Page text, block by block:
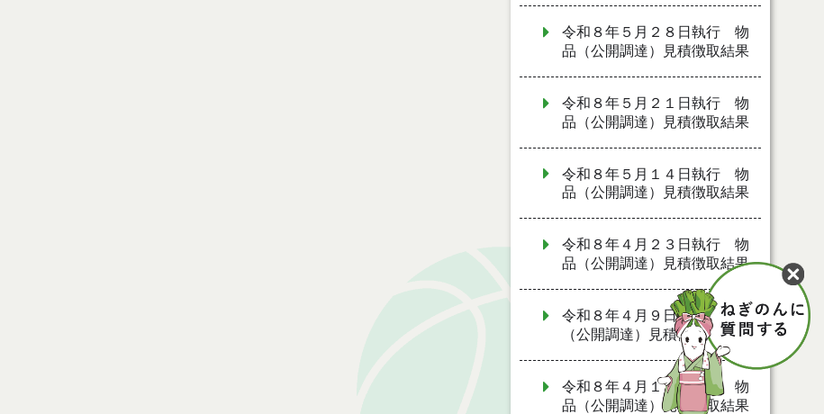
令和８年５月２８日執行 物
品（公開調達）見積徴取結果
令和８年５月２１日執行 物
品（公開調達）見積徴取結果
令和８年５月１４日執行 物
品（公開調達）見積徴取結果
令和８年４月２３日執行 物
品（公開調達）見積徴取結果
令和８年４月９日執行 物品
（公開調達）見積徴取結果
令和８年４月１６日執行 物
品（公開調達）見積徴取結果